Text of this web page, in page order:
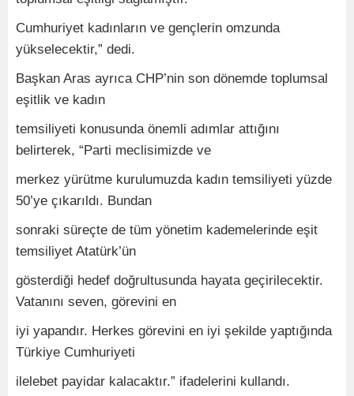
Cumhuriyet kadınların ve gençlerin omzunda
yükselecektir,” dedi.
Başkan Aras ayrıca CHP’nin son dönemde toplumsal
eşitlik ve kadın
temsiliyeti konusunda önemli adımlar attığını
belirterek, “Parti meclisimizde ve
merkez yürütme kurulumuzda kadın temsiliyeti yüzde
50’ye çıkarıldı. Bundan
sonraki süreçte de tüm yönetim kademelerinde eşit
temsiliyet Atatürk’ün
gösterdiği hedef doğrultusunda hayata geçirilecektir.
Vatanını seven, görevini en
iyi yapandır. Herkes görevini en iyi şekilde yaptığında
Türkiye Cumhuriyeti
ilelebet payidar kalacaktır.” ifadelerini kullandı.